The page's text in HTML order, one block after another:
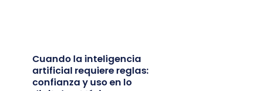
Cuando la inteligencia
artificial requiere reglas:
confianza y uso en lo